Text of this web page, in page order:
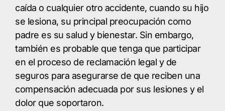
caída o cualquier otro accidente, cuando su hijo
se lesiona, su principal preocupación como
padre es su salud y bienestar. Sin embargo,
también es probable que tenga que participar
en el proceso de reclamación legal y de
seguros para asegurarse de que reciben una
compensación adecuada por sus lesiones y el
dolor que soportaron.